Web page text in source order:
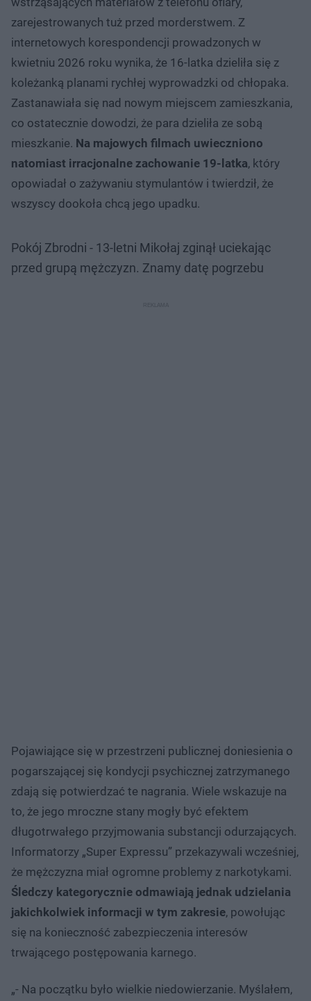
zarejestrowanych tuż przed morderstwem. Z
internetowych korespondencji prowadzonych w
kwietniu 2026 roku wynika, że 16-latka dzieliła się z
koleżanką planami rychłej wyprowadzki od chłopaka.
Zastanawiała się nad nowym miejscem zamieszkania,
co ostatecznie dowodzi, że para dzieliła ze sobą
mieszkanie. Na majowych filmach uwieczniono
natomiast irracjonalne zachowanie 19-latka, który
opowiadał o zażywaniu stymulantów i twierdził, że
wszyscy dookoła chcą jego upadku.
Pokój Zbrodni - 13-letni Mikołaj zginął uciekając
przed grupą mężczyzn. Znamy datę pogrzebu
Pojawiające się w przestrzeni publicznej doniesienia o
pogarszającej się kondycji psychicznej zatrzymanego
zdają się potwierdzać te nagrania. Wiele wskazuje na
to, że jego mroczne stany mogły być efektem
długotrwałego przyjmowania substancji odurzających.
Informatorzy „Super Expressu” przekazywali wcześniej,
że mężczyzna miał ogromne problemy z narkotykami.
Śledczy kategorycznie odmawiają jednak udzielania
jakichkolwiek informacji w tym zakresie, powołując
się na konieczność zabezpieczenia interesów
trwającego postępowania karnego.
„- Na początku było wielkie niedowierzanie. Myślałem,